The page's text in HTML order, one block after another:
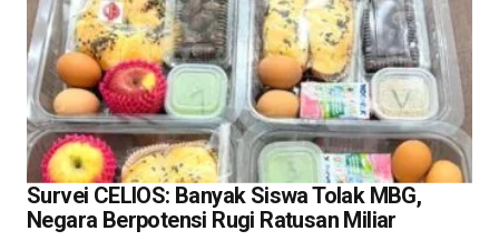
Survei CELIOS: Banyak Siswa Tolak MBG,
Negara Berpotensi Rugi Ratusan Miliar